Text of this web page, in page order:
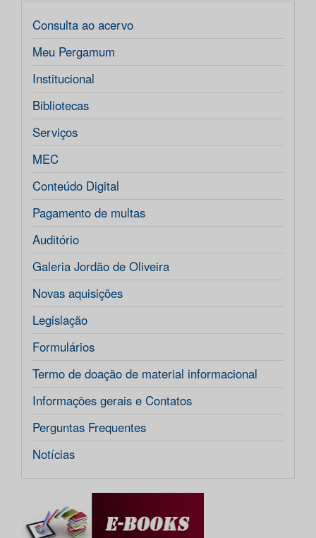
Consulta ao acervo
Meu Pergamum
Institucional
Bibliotecas
Serviços
MEC
Conteúdo Digital
Pagamento de multas
Auditório
Galeria Jordão de Oliveira
Novas aquisições
Legislação
Formulários
Termo de doação de material informacional
Informações gerais e Contatos
Perguntas Frequentes
Notícias